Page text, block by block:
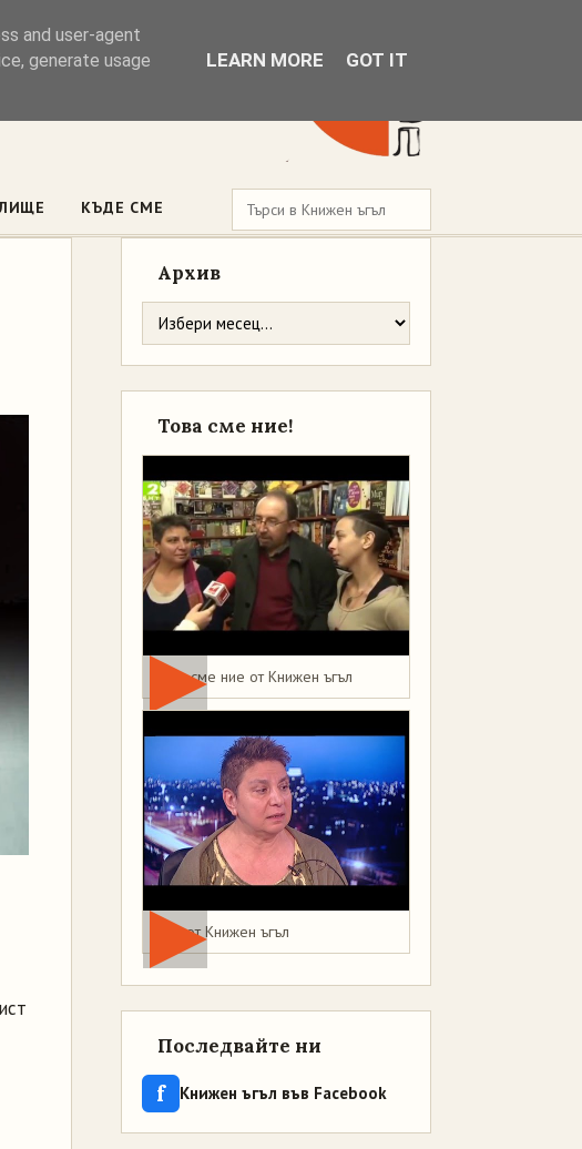
КЪДЕ СМЕ
Архив
Това сме ние!
Това сме ние от Книжен ъгъл
Мая от Книжен ъгъл
Последвайте ни
f Книжен ъгъл във Facebook
and user-agent
generate usage
LEARN MORE GOT IT